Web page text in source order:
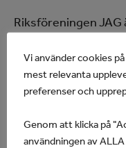
Riksföreningen JAG
Independent Living
organisationer är
företrädare för att
Vi använder cookies
mest relevanta
preferenser och
Genom att klicka på
användningen av